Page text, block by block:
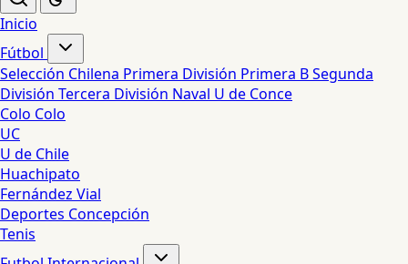
Inicio
Fútbol
Selección Chilena Primera División Primera BSegunda
División Tercera División Naval U de Conce
Colo Colo
UC
U de Chile
Huachipato
Fernández Vial
Deportes Concepción
Tenis